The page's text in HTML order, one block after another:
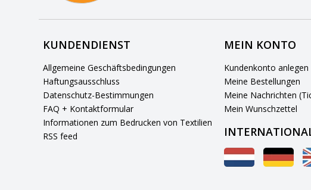
KUNDENDIENST
Allgemeine Geschäftsbedingungen
Haftungsausschluss
Datenschutz-Bestimmungen
FAQ + Kontaktformular
Informationen zum Bedrucken von Textilien
RSS feed
MEIN KONTO
Kundenkonto anlegen
Meine Bestellungen
Meine Nachrichten
Mein Wunschzettel